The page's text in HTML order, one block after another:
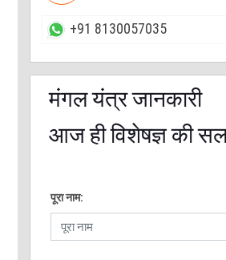
+91 8130057035
मंगल यंत्र जानकारी
आज ही विशेषज्ञ की
पूरा नाम: